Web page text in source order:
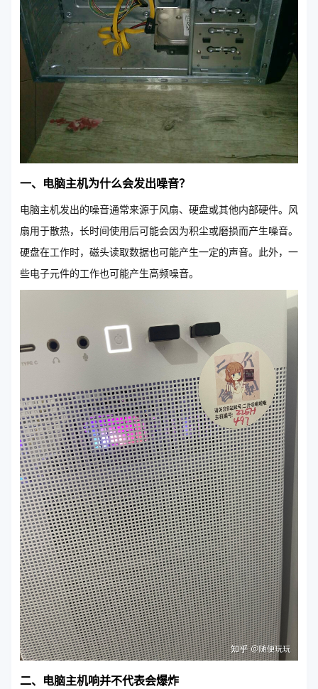
一、电脑主机为什么会发出噪音？
电脑主机发出的噪音通常来源于风扇、硬盘或其他内部硬件。风
扇用于散热，长时间使用后可能会因为积尘或磨损而产生噪音。
硬盘在工作时，磁头读取数据也可能产生一定的声音。此外，一
些电子元件的工作也可能产生高频噪音。
二、电脑主机响并不代表会爆炸